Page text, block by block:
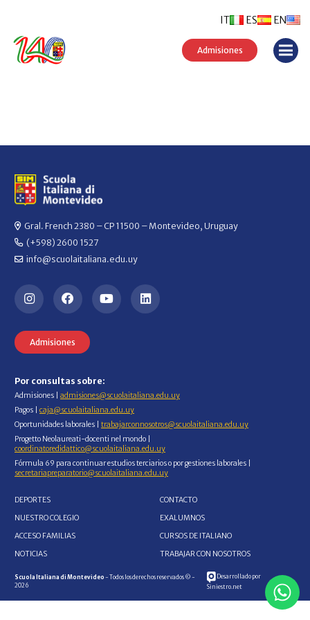
ES EN
IT
Admisiones
Gral. French 2380 – CP 11500 – Montevideo, Uruguay
(+598) 2600 1527
info@scuolaitaliana.edu.uy
Admisiones
Por consultas sobre:
Admisiones | admisiones@scuolaitaliana.edu.uy
Pagos | caja@scuolaitaliana.edu.uy
Oportunidades laborales | trabajarconnosotros@scuolaitaliana.edu.uy
Progetto Neolaureati-docenti nel mondo |
coordinatoredidattico@scuolaitaliana.edu.uy
Fórmula 69 para continuar estudios terciarios o por gestiones laborales |
secretariapreparatorio@scuolaitaliana.edu.uy
DEPORTES
NUESTRO COLEGIO
ACCESO FAMILIAS
NOTICIAS
CONTACTO
EXALUMNOS
CURSOS DE ITALIANO
TRABAJAR CON NOSOTROS
Scuola Italiana di Montevideo - Todos los derechos reservados © -
2026
Desarrollado por
Siniestro.net